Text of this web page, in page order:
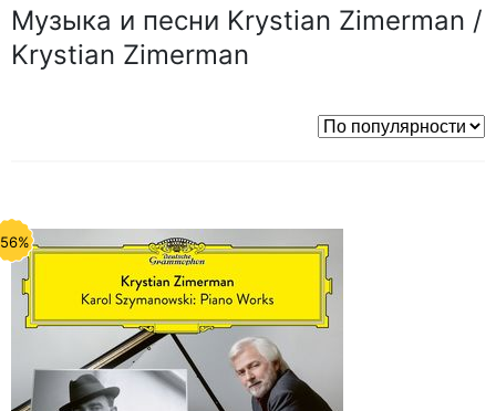
Музыка и песни Krystian Zimerman /
Krystian Zimerman